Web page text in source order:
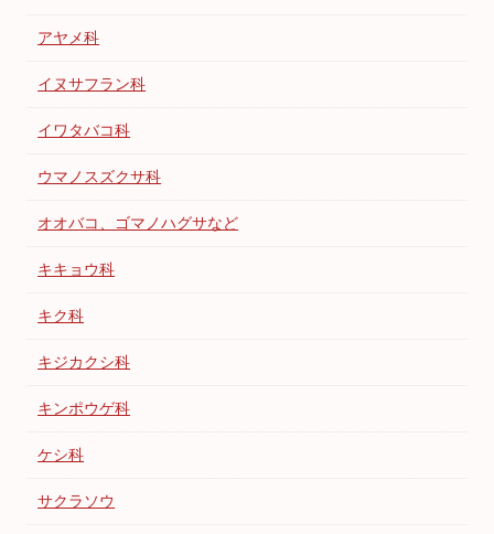
アヤメ科
イヌサフラン科
イワタバコ科
ウマノスズクサ科
オオバコ、ゴマノハグサなど
キキョウ科
キク科
キジカクシ科
キンポウゲ科
ケシ科
サクラソウ